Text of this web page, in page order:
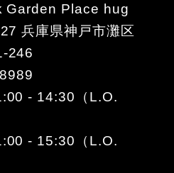
Garden Place hug
兵庫県神戸市灘区
246
- 14:30（L.O.
- 15:30（L.O.